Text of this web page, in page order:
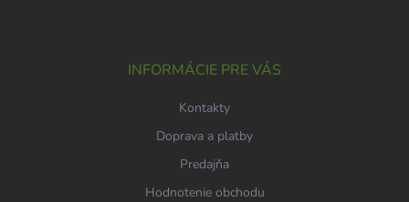
INFORMÁCIE PRE VÁS
Kontakty
Doprava a platby
Predajňa
Hodnotenie obchodu